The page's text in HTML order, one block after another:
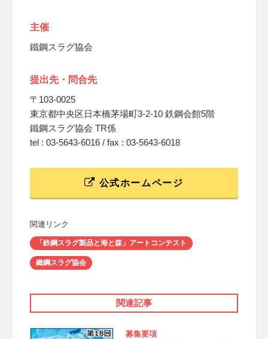
主催
鐵鋼スラグ協会
提出先・問合先
〒103-0025
東京都中央区日本橋茅場町3-2-10 鉄鋼会館5階
鐵鋼スラグ協会 TR係
tel : 03-5643-6016 / fax : 03-5643-6018
公式ホームページ
関連リンク
「鉄鋼スラグ製品と海と森」アートコンテスト
鐵鋼スラグ協会
関連記事
募集要項